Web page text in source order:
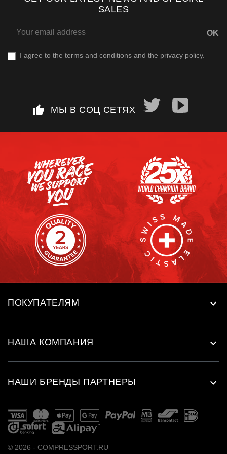
SALES
OK
I agree to the terms and conditions and the privacy policy.
thumb_up МЫ В СОЦ СЕТЯХ
ПОКУПАТЕЛЯМ 
НАША КОМПАНИЯ 
НАШИ БРЕНДЫ ПАРТНЕРЫ 
© 2026 - COMPRESSPORT.RU